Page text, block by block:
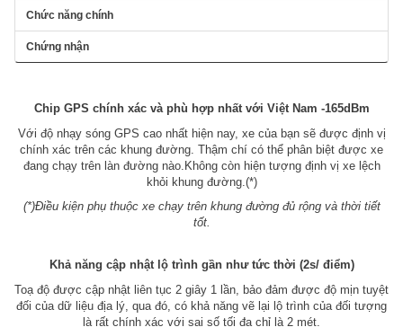
Chức năng chính
Chứng nhận
Chip GPS chính xác và phù hợp nhất với Việt Nam -165dBm
Với độ nhạy sóng GPS cao nhất hiện nay, xe của bạn sẽ được định vị
chính xác trên các khung đường. Thậm chí có thể phân biệt được xe
đang chạy trên làn đường nào.Không còn hiện tượng định vị xe lệch
khỏi khung đường.(*)
(*)Điều kiện phụ thuộc xe chạy trên khung đường đủ rộng và thời tiết
tốt.
Khả năng cập nhật lộ trình gần như tức thời (2s/ điểm)
Toạ độ được cập nhật liên tục 2 giây 1 lần, bảo đảm được độ mịn tuyệt
đối của dữ liệu địa lý, qua đó, có khả năng vẽ lại lộ trình của đối tượng
là rất chính xác với sai số tối đa chỉ là 2 mét.